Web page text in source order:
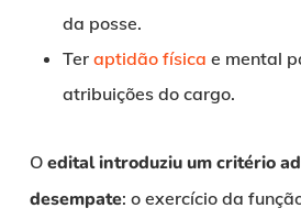
da posse.
Ter aptidão física e mental
atribuições do cargo.
Oedital introduziu um critério
desempate: o exercício da